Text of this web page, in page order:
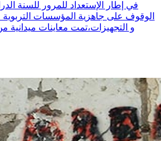
الوقوف على جاهزية المؤسسات التربوية
و التجهيزات،تمت معاينات